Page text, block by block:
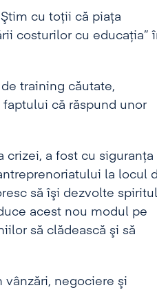
cu toţii că piaţa
costurilor cu educaţia”
training căutate,
că răspund unor
a fost cu siguranţa
la locul
să îşi dezvolte spiritul
acest nou modul pe
să clădească şi să
vânzări, negociere şi